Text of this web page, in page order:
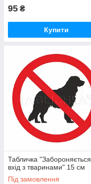
95 ₴
Купити
Табличка "Забороняється
вхід з тваринами" 15 см
Під замовлення